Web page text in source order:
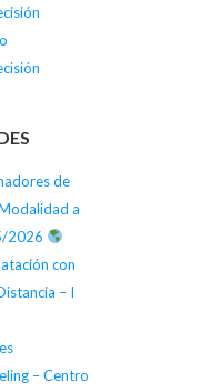
de
a
2026
con
– I
– Centro